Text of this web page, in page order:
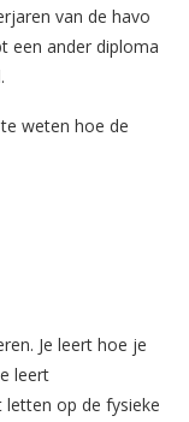
van de havo
een ander diploma
weten hoe de
Je leert hoe je
leert
letten op de fysieke